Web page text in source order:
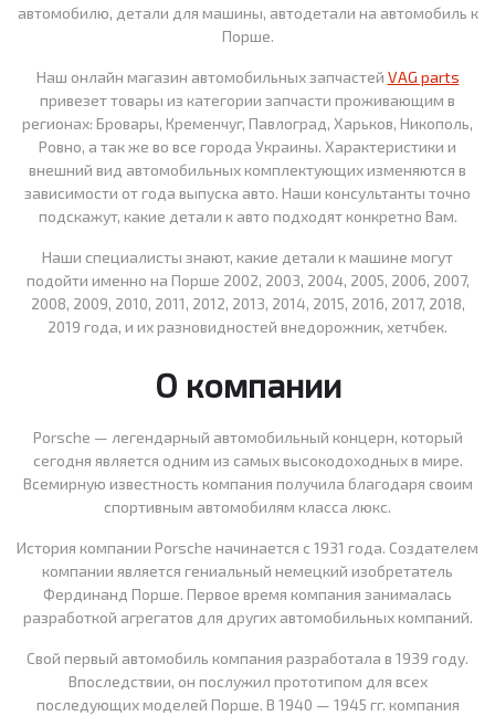
автомобилю, детали для машины, автодетали на автомобиль к
Порше.
Наш онлайн магазин автомобильных запчастей VAG parts
привезет товары из категории запчасти проживающим в
регионах: Бровары, Кременчуг, Павлоград, Харьков, Никополь,
Ровно, а так же во все города Украины. Характеристики и
внешний вид автомобильных комплектующих изменяются в
зависимости от года выпуска авто. Наши консультанты точно
подскажут, какие детали к авто подходят конкретно Вам.
Наши специалисты знают, какие детали к машине могут
подойти именно на Порше 2002, 2003, 2004, 2005, 2006, 2007,
2008, 2009, 2010, 2011, 2012, 2013, 2014, 2015, 2016, 2017, 2018,
2019 года, и их разновидностей внедорожник, хетчбек.
О компании
Porsche — легендарный автомобильный концерн, который
сегодня является одним из самых высокодоходных в мире.
Всемирную известность компания получила благодаря своим
спортивным автомобилям класса люкс.
История компании Porsche начинается с 1931 года. Создателем
компании является гениальный немецкий изобретатель
Фердинанд Порше. Первое время компания занималась
разработкой агрегатов для других автомобильных компаний.
Свой первый автомобиль компания разработала в 1939 году.
Впоследствии, он послужил прототипом для всех
последующих моделей Порше. В 1940 — 1945 гг. компания